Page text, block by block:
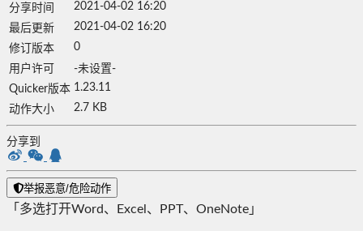
分享时间
2021-04-02 16:20
最后更新
2021-04-02 16:20
修订版本
0
用户许可
-未设置-
Quicker版本 1.23.11
动作大小
2.7 KB
分享到
举报恶意/危险动作
「多选打开Word、Excel、PPT、OneNote」